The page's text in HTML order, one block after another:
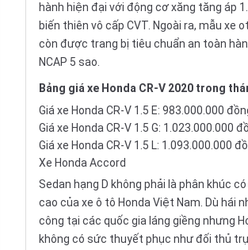
hành hiện đại với động cơ xăng tăng áp
biến thiên vô cấp CVT. Ngoài ra, mẫu xe
còn được trang bị tiêu chuẩn an toàn
NCAP 5 sao.
Bảng giá xe Honda CR-V 2020 trong
Giá xe Honda CR-V 1.5 E: 983.000.000
Giá xe Honda CR-V 1.5 G: 1.023.000.000
Giá xe Honda CR-V 1.5 L: 1.093.000.000
Xe Honda Accord
Sedan hạng D không phải là phân khúc
cao của xe ô tô Honda Việt Nam. Dù hái
công tại các quốc gia láng giềng nhưng
không có sức thuyết phục như đối thủ